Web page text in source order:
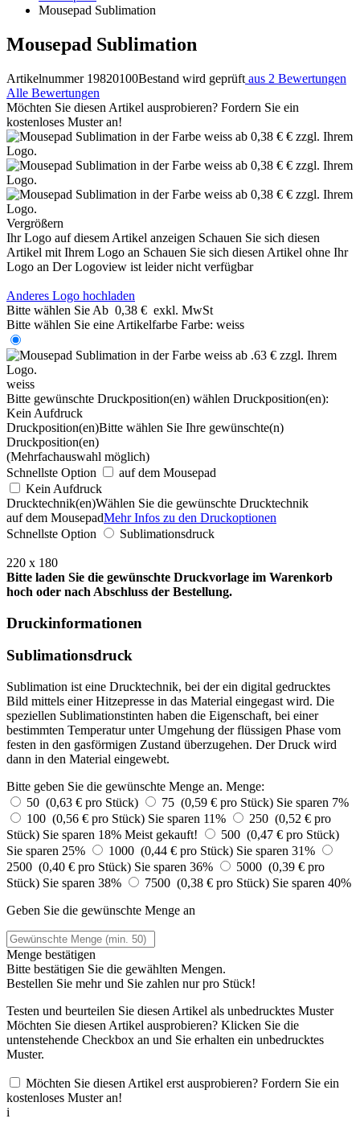
Mousepad Sublimation
Mousepad Sublimation
Artikelnummer 19820100Bestand wird geprüft aus 2 Bewertungen
Alle Bewertungen
Möchten Sie diesen Artikel ausprobieren? Fordern Sie ein
kostenloses Muster an!
Vergrößern
Ihr Logo auf diesem Artikel anzeigen Schauen Sie sich diesen
Artikel mit Ihrem Logo an Schauen Sie sich diesen Artikel ohne Ihr
Logo an Der Logoview ist leider nicht verfügbar
Anderes Logo hochladen
Bitte wählen Sie Ab 0,38 € exkl. MwSt
Bitte wählen Sie eine Artikelfarbe Farbe: weiss
weiss
Bitte gewünschte Druckposition(en) wählen Druckposition(en):
Kein Aufdruck
Druckposition(en)Bitte wählen Sie Ihre gewünschte(n)
Druckposition(en)
(Mehrfachauswahl möglich)
Schnellste Option
auf dem Mousepad
Kein Aufdruck
Drucktechnik(en)Wählen Sie die gewünschte Drucktechnik
auf dem MousepadMehr Infos zu den Druckoptionen
Schnellste Option
Sublimationsdruck
220 x 180
Bitte laden Sie die gewünschte Druckvorlage im Warenkorb
hoch oder nach Abschluss der Bestellung.
Druckinformationen
Sublimationsdruck
Sublimation ist eine Drucktechnik, bei der ein digital gedrucktes
Bild mittels einer Hitzepresse in das Material eingegast wird. Die
speziellen Sublimationstinten haben die Eigenschaft, bei einer
bestimmten Temperatur unter Umgehung der flüssigen Phase vom
festen in den gasförmigen Zustand überzugehen. Der Druck wird
dann in den Material eingewebt.
Bitte geben Sie die gewünschte Menge an. Menge:
50 (0,63 € pro Stück)
75 (0,59 € pro Stück) Sie sparen 7%
100 (0,56 € pro Stück) Sie sparen 11%
250 (0,52 € pro
Stück) Sie sparen 18% Meist gekauft!
500 (0,47 € pro Stück)
Sie sparen 25%
1000 (0,44 € pro Stück) Sie sparen 31%
2500 (0,40 € pro Stück) Sie sparen 36%
5000 (0,39 € pro
Stück) Sie sparen 38% 7500 (0,38 € pro Stück) Sie sparen 40%
Geben Sie die gewünschte Menge an
Menge bestätigen
Bitte bestätigen Sie die gewählten Mengen.
Bestellen Sie mehr und Sie zahlen nurpro Stück!
Testen und beurteilen Sie diesen Artikel als unbedrucktes Muster
Möchten Sie diesen Artikel ausprobieren? Klicken Sie die
untenstehende Checkbox an und Sie erhalten ein unbedrucktes
Muster.
Möchten Sie diesen Artikel erst ausprobieren? Fordern Sie ein
kostenloses Muster an!
i